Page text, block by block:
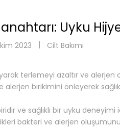
Uyku
2023 Cilt Bakımı
terlemeyi azaltır ve
alerjen birikimini önleyerek
ve sağlıklı bir uyku
bakteri ve alerjen oluşumunu